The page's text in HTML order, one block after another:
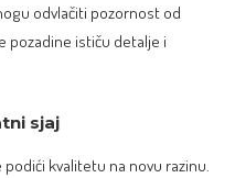
odvlačiti pozornost od
pozadine ističu detalje i
sjaj
kvalitetu na novu razinu.